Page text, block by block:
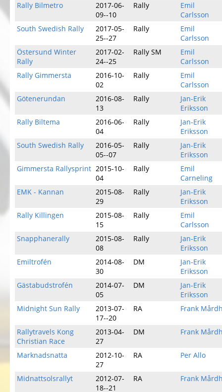
Rally Bilmetro
2017-06-
09--10
Rally
Emil
Carlsson
South Swedish Rally
2017-05-
25--27
Rally
Emil
Carlsson
Östersund Winter
Rally
2017-02-
24--25
Rally SM
Emil
Carlsson
Rally Gimmersta
2016-10-
02
Rally
Emil
Carlsson
Götenerundan
2016-08-
13
Rally
Jan-Erik
Eriksson
Rally Biltema
2016-06-
04
Rally
Jan-Erik
Eriksson
South Swedish Rally
2016-05-
05--07
Rally
Jan-Erik
Eriksson
Gimmersta Rallysprint 2015-10-
04
Rally
Emil
Carneling
EMK - Kannan
2015-08-
29
Rally
Jan-Erik
Eriksson
Rally Killingen
2015-08-
15
Rally
Emil
Carlsson
Snapphanerally
2015-08-
08
Rally
Jan-Erik
Eriksson
Emiltrofén
2014-08-
30
DM
Jan-Erik
Eriksson
Gästabudstrofén
2014-07-
05
DM
Jan-Erik
Eriksson
Midnight Sun Rally
2013-07-
17--20
RA Frank
Rallytravels Kong
Christian Race
2013-04-
27
DM Frank
Marknadsnatta
2012-10-
27
RA Per Allo
Midnattsolsrallyt
2012-07-
18--21
RA Frank